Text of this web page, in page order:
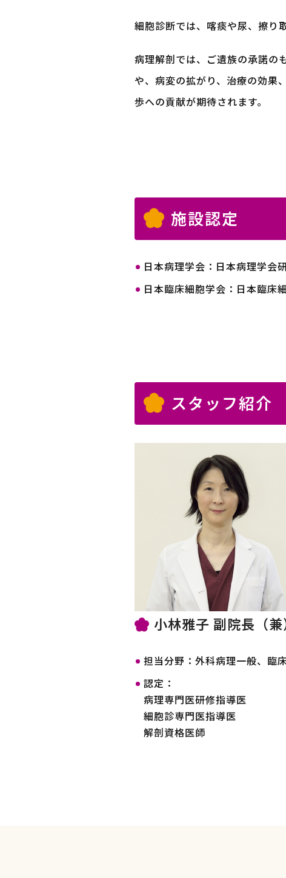
細胞診断では、喀痰や尿、擦り
病理解剖では、ご遺族の承諾の
や、病変の拡がり、治療の効果
歩への貢献が期待されます。
施設認定
日本病理学会：日本病理学会
日本臨床細胞学会：日本臨床
スタッフ紹介
小林雅子 副院長（
担当分野：外科病理一般、臨
認定：
病理専門医研修指導医
細胞診専門医指導医
解剖資格医師